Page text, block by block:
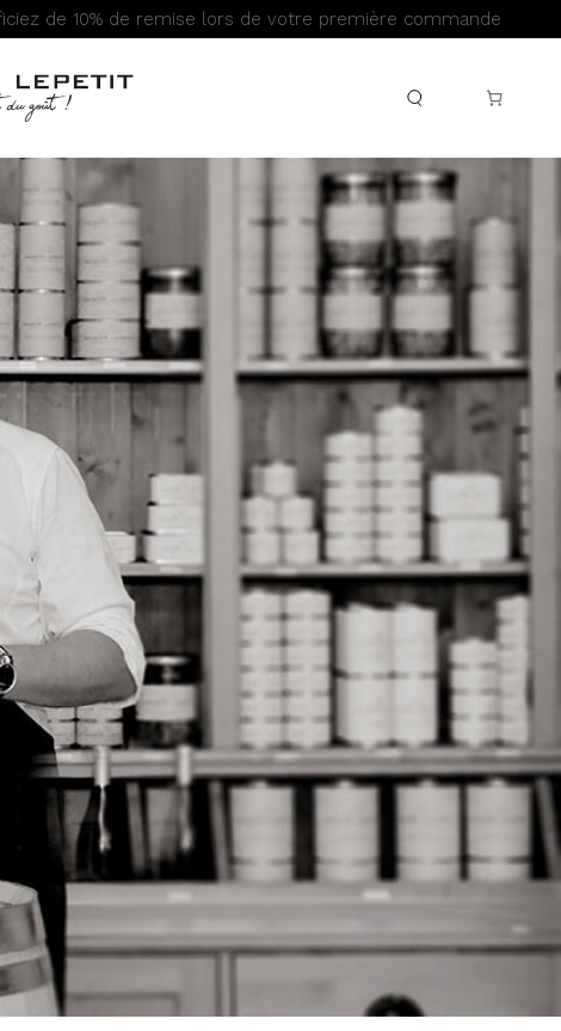
de 10% de remise lors de votre première commande